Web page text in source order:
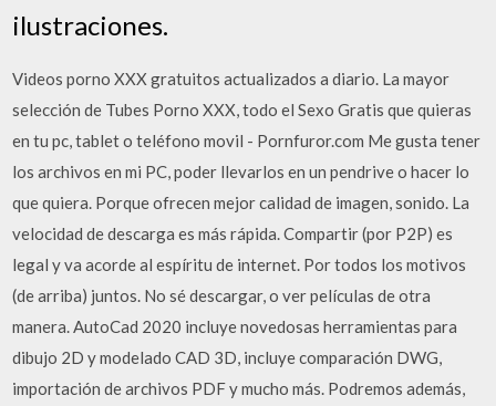
ilustraciones.
Videos porno XXX gratuitos actualizados a diario. La mayor
selección de Tubes Porno XXX, todo el Sexo Gratis que quieras
en tu pc, tablet o teléfono movil - Pornfuror.com Me gusta tener
los archivos en mi PC, poder llevarlos en un pendrive o hacer lo
que quiera. Porque ofrecen mejor calidad de imagen, sonido. La
velocidad de descarga es más rápida. Compartir (por P2P) es
legal y va acorde al espíritu de internet. Por todos los motivos
(de arriba) juntos. No sé descargar, o ver películas de otra
manera. AutoCad 2020 incluye novedosas herramientas para
dibujo 2D y modelado CAD 3D, incluye comparación DWG,
importación de archivos PDF y mucho más. Podremos además,